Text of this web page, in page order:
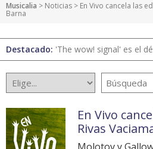
Musicalia > Noticias > En Vivo cancela las
Barna
Destacado: 'The wow! signal' es el
En Vivo
Rivas